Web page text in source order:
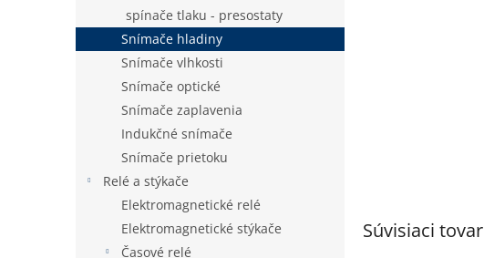
spínače tlaku - presostaty
Snímače hladiny
Snímače vlhkosti
Snímače optické
Snímače zaplavenia
Indukčné snímače
Snímače prietoku
Relé a stýkače
Elektromagnetické relé
Elektromagnetické stýkače
Časové relé
Súvisiaci tovar